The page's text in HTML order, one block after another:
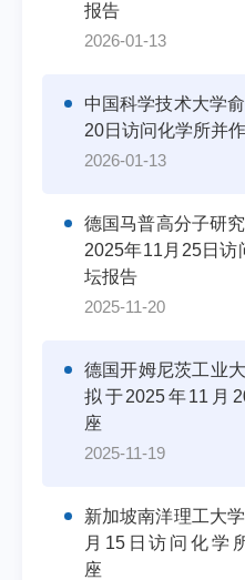
报告
2026-01-13
中国科学技术大学
20日访问化学所并
2026-01-13
德国马普高分子研
2025年11月25日访
坛报告
2025-11-20
德国开姆尼茨工业
拟于2025年11月
座
2025-11-19
新加坡南洋理工大
月15日访问化学
座